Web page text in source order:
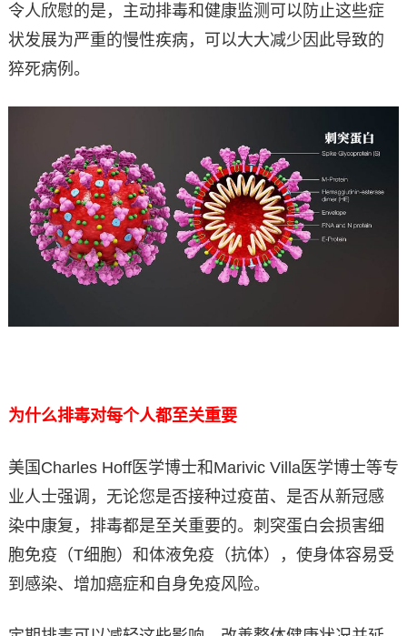
令人欣慰的是，主动排毒和健康监测可以防止这些症
状发展为严重的慢性疾病，可以大大减少因此导致的
猝死病例。
为什么排毒对每个人都至关重要
美国Charles Hoff医学博士和Marivic Villa医学博士等专
业人士强调，无论您是否接种过疫苗、是否从新冠感
染中康复，排毒都是至关重要的。刺突蛋白会损害细
胞免疫（T细胞）和体液免疫（抗体），使身体容易受
到感染、增加癌症和自身免疫风险。